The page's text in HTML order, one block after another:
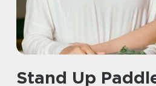
Stand Up